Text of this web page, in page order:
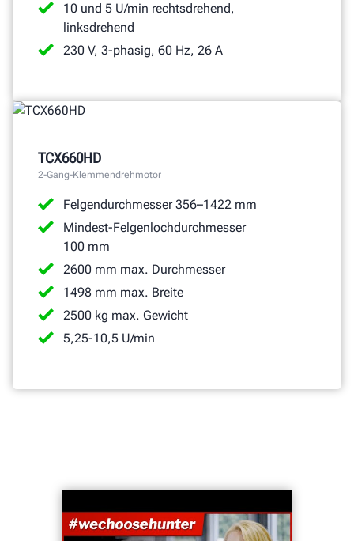
10 und 5 U/min rechtsdrehend,
linksdrehend
230 V, 3-phasig, 60 Hz, 26 A
TCX660HD
2-Gang-Klemmendrehmotor
Felgendurchmesser 356–1422 mm
Mindest-Felgenlochdurchmesser
100 mm
2600 mm max. Durchmesser
1498 mm max. Breite
2500 kg max. Gewicht
5,25-10,5 U/min